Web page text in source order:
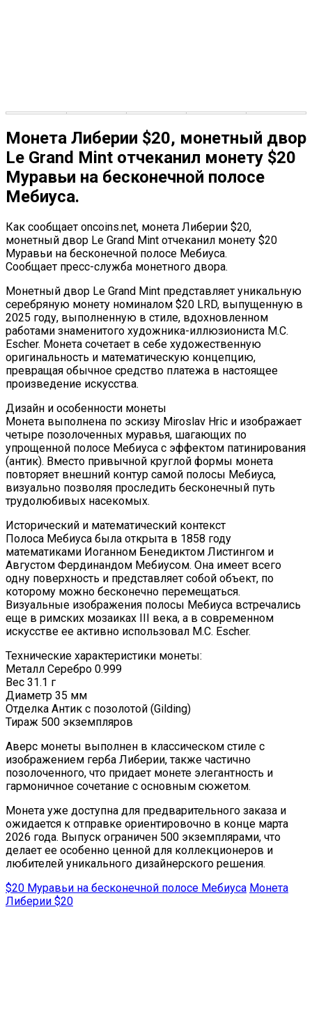
Монета Либерии $20, монетный двор
Le Grand Mint отчеканил монету $20
Муравьи на бесконечной полосе
Мебиуса.
Как сообщает oncoins.net, монета Либерии $20,
монетный двор Le Grand Mint отчеканил монету $20
Муравьи на бесконечной полосе Мебиуса.
Сообщает пресс-служба монетного двора.
Монетный двор Le Grand Mint представляет уникальную
серебряную монету номиналом $20 LRD, выпущенную в
2025 году, выполненную в стиле, вдохновленном
работами знаменитого художника-иллюзиониста M.C.
Escher. Монета сочетает в себе художественную
оригинальность и математическую концепцию,
превращая обычное средство платежа в настоящее
произведение искусства.
Дизайн и особенности монеты
Монета выполнена по эскизу Miroslav Hric и изображает
четыре позолоченных муравья, шагающих по
упрощенной полосе Мебиуса с эффектом патинирования
(антик). Вместо привычной круглой формы монета
повторяет внешний контур самой полосы Мебиуса,
визуально позволяя проследить бесконечный путь
трудолюбивых насекомых.
Исторический и математический контекст
Полоса Мебиуса была открыта в 1858 году
математиками Иоганном Бенедиктом Листингом и
Августом Фердинандом Мебиусом. Она имеет всего
одну поверхность и представляет собой объект, по
которому можно бесконечно перемещаться.
Визуальные изображения полосы Мебиуса встречались
еще в римских мозаиках III века, а в современном
искусстве ее активно использовал M.C. Escher.
Технические характеристики монеты:
Металл Серебро 0.999
Вес 31.1 г
Диаметр 35 мм
Отделка Антик с позолотой (Gilding)
Тираж 500 экземпляров
Аверс монеты выполнен в классическом стиле с
изображением герба Либерии, также частично
позолоченного, что придает монете элегантность и
гармоничное сочетание с основным сюжетом.
Монета уже доступна для предварительного заказа и
ожидается к отправке ориентировочно в конце марта
2026 года. Выпуск ограничен 500 экземплярами, что
делает ее особенно ценной для коллекционеров и
любителей уникального дизайнерского решения.
$20 Муравьи на бесконечной полосе Мебиуса Монета
Либерии $20